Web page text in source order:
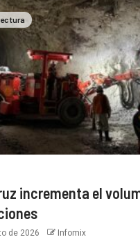
incrementa el
de 2026 Infomix